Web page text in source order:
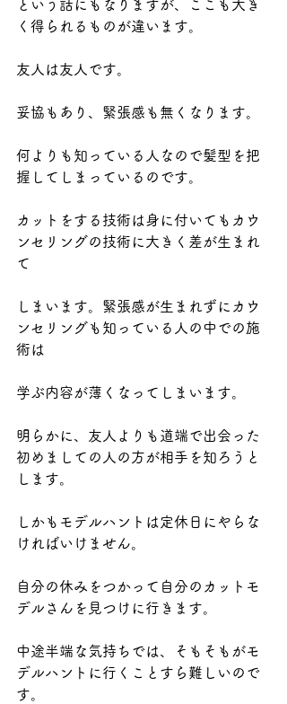
という話にもなりますが、ここも大き
く得られるものが違います。
友人は友人です。
妥協もあり、緊張感も無くなります。
何よりも知っている人なので髪型を把
握してしまっているのです。
カットをする技術は身に付いてもカウ
ンセリングの技術に大きく差が生まれ
て
しまいます。緊張感が生まれずにカウ
ンセリングも知っている人の中での施
術は
学ぶ内容が薄くなってしまいます。
明らかに、友人よりも道端で出会った
初めましての人の方が相手を知ろうと
します。
しかもモデルハントは定休日にやらな
ければいけません。
自分の休みをつかって自分のカットモ
デルさんを見つけに行きます。
中途半端な気持ちでは、そもそもがモ
デルハントに行くことすら難しいので
す。